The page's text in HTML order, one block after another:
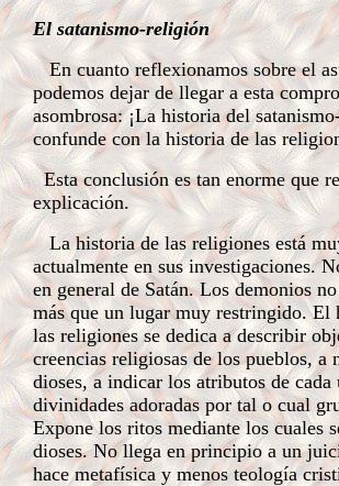
El satanismo-religión
En cuanto reflexionamos sobre el
podemos dejar de llegar a esta
asombrosa: ¡La historia del
confunde con la historia de las
Esta conclusión es tan enorme que
explicación.
La historia de las religiones está
actualmente en sus investigaciones.
en general de Satán. Los demonios
más que un lugar muy restringido. El
las religiones se dedica a describir
creencias religiosas de los pueblos, a
dioses, a indicar los atributos de cada
divinidades adoradas por tal o cual
Expone los ritos mediante los cuales
dioses. No llega en principio a un
hace metafísica y menos teología